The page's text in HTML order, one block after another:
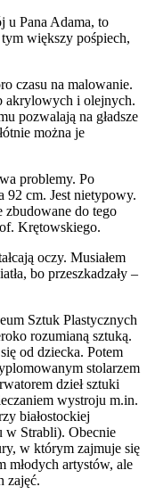
u Pana Adama, to
większy pośpiech,
czasu na malowanie.
akrylowych i olejnych.
pozwalają na gładsze
można je
problemy. Po
92 cm. Jest nietypowy.
zbudowane do tego
Krętowskiego.
oczy. Musiałem
bo przeszkadzały –
Sztuk Plastycznych
rozumianą sztuką.
od dziecka. Potem
stolarzem
dzieł sztuki
wystroju m.in.
białostockiej
Strabli). Obecnie
w którym zajmuje się
artystów, ale
zajęć.